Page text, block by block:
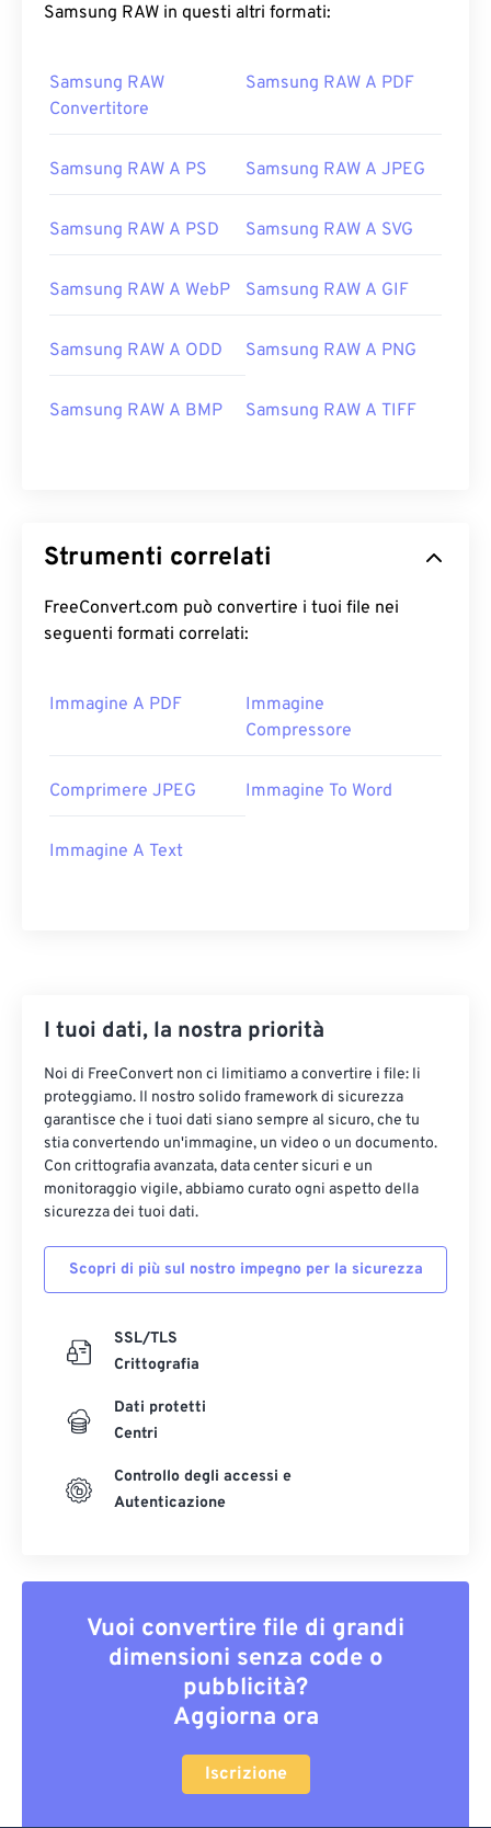
Samsung RAW in questi altri formati:
Samsung RAW
Convertitore
Samsung RAW A PDF
Samsung RAW A PS Samsung RAW A JPEG
Samsung RAW A PSD Samsung RAW A SVG
Samsung RAW A WebP Samsung RAW A GIF
Samsung RAW A ODD Samsung RAW A PNG
Samsung RAW A BMP Samsung RAW A TIFF
Strumenti correlati
FreeConvert.com può convertire i tuoi file nei
seguenti formati correlati:
Immagine A PDF
Immagine
Compressore
Comprimere JPEG Immagine To Word
Immagine A Text
I tuoi dati, la nostra priorità
Noi di FreeConvert non ci limitiamo a convertire i file: li
proteggiamo. Il nostro solido framework di sicurezza
garantisce che i tuoi dati siano sempre al sicuro, che tu
stia convertendo un'immagine, un video o un documento.
Con crittografia avanzata, data center sicuri e un
monitoraggio vigile, abbiamo curato ogni aspetto della
sicurezza dei tuoi dati.
Scopri di più sul nostro impegno per la sicurezza
SSL/TLS
Crittografia
Dati protetti
Centri
Controllo degli accessi e
Autenticazione
Vuoi convertire file di grandi
dimensioni senza code o
pubblicità?
Aggiorna ora
Iscrizione